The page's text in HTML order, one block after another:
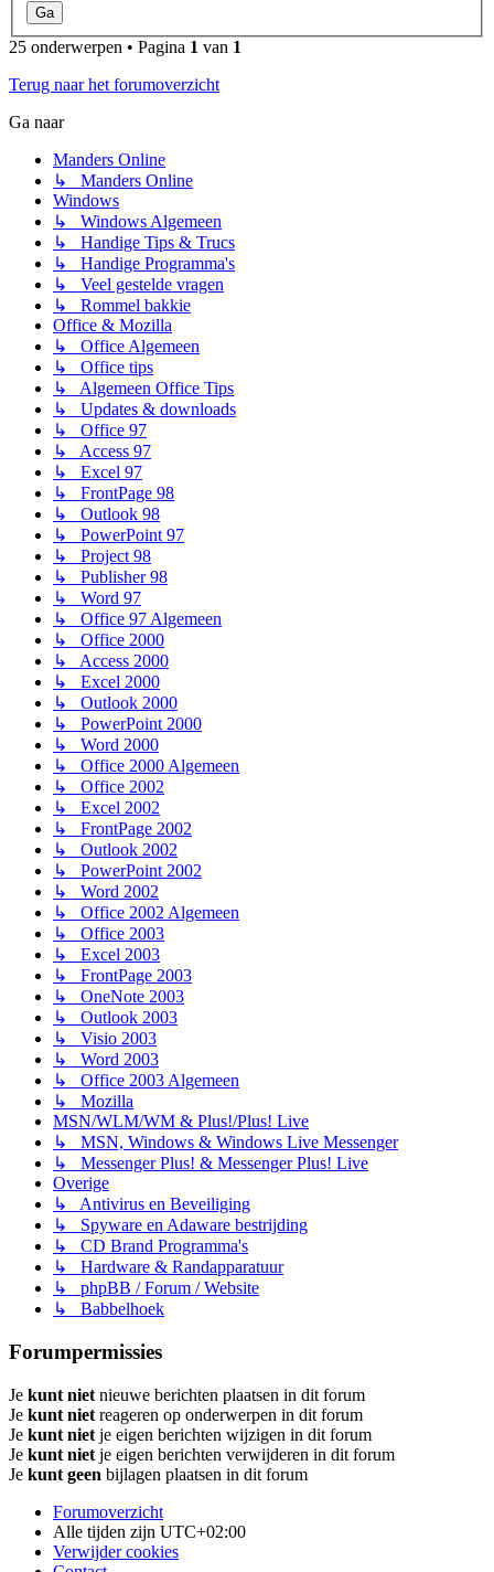
25 onderwerpen • Pagina 1 van 1
Terug naar het forumoverzicht
Ga naar
Manders Online
↳ Manders Online
Windows
↳ Windows Algemeen
↳ Handige Tips & Trucs
↳ Handige Programma's
↳ Veel gestelde vragen
↳ Rommel bakkie
Office & Mozilla
↳ Office Algemeen
↳ Office tips
↳ Algemeen Office Tips
↳ Updates & downloads
↳ Office 97
↳ Access 97
↳ Excel 97
↳ FrontPage 98
↳ Outlook 98
↳ PowerPoint 97
↳ Project 98
↳ Publisher 98
↳ Word 97
↳ Office 97 Algemeen
↳ Office 2000
↳ Access 2000
↳ Excel 2000
↳ Outlook 2000
↳ PowerPoint 2000
↳ Word 2000
↳ Office 2000 Algemeen
↳ Office 2002
↳ Excel 2002
↳ FrontPage 2002
↳ Outlook 2002
↳ PowerPoint 2002
↳ Word 2002
↳ Office 2002 Algemeen
↳ Office 2003
↳ Excel 2003
↳ FrontPage 2003
↳ OneNote 2003
↳ Outlook 2003
↳ Visio 2003
↳ Word 2003
↳ Office 2003 Algemeen
↳ Mozilla
MSN/WLM/WM & Plus!/Plus! Live
↳ MSN, Windows & Windows Live Messenger
↳ Messenger Plus! & Messenger Plus! Live
Overige
↳ Antivirus en Beveiliging
↳ Spyware en Adaware bestrijding
↳ CD Brand Programma's
↳ Hardware & Randapparatuur
↳ phpBB / Forum / Website
↳ Babbelhoek
Forumpermissies
Je kunt niet nieuwe berichten plaatsen in dit forum
Je kunt niet reageren op onderwerpen in dit forum
Je kunt niet je eigen berichten wijzigen in dit forum
Je kunt niet je eigen berichten verwijderen in dit forum
Je kunt geen bijlagen plaatsen in dit forum
Forumoverzicht
Alle tijden zijn UTC+02:00
Verwijder cookies